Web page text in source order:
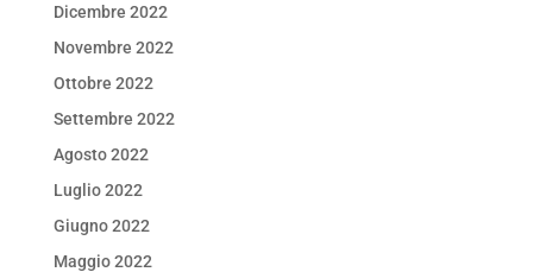
Dicembre 2022
Novembre 2022
Ottobre 2022
Settembre 2022
Agosto 2022
Luglio 2022
Giugno 2022
Maggio 2022